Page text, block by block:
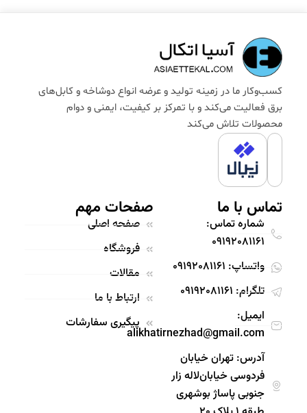
کسب‌وکار ما در زمینه تولید و عرضه انواع دوشاخه و کابل‌های
برق فعالیت می‌کند و با تمرکز بر کیفیت، ایمنی و دوام
محصولات تلاش می‌کند
تماس با ما
شماره تماس:
09192081161
واتساپ: 09192081161
تلگرام: 09192081161
ایمیل:
alikhatirnezhad@gmail.com
آدرس: تهران خیابان‌
فردوسی خیابان‌لاله‌ زار
جنوبی پاساژ‌ بوشهری
صفحات مهم
صفحه اصلی
فروشگاه
مقالات
ارتباط با ما
پیگیری سفارشات